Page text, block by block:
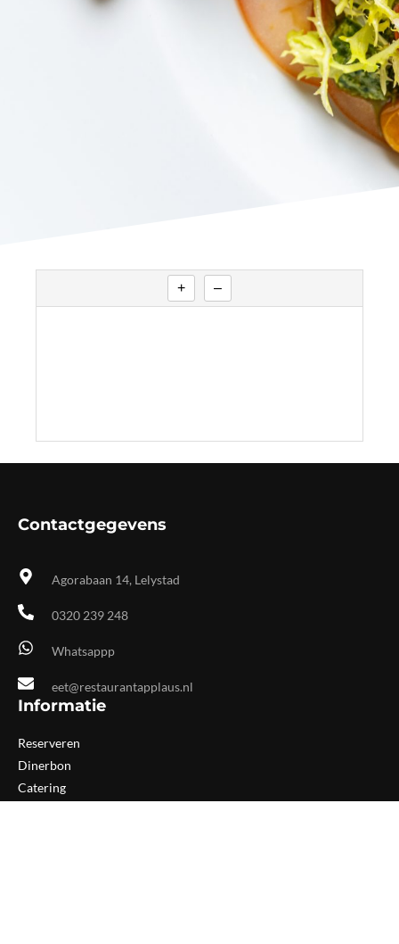
+ –
Contactgegevens
Agorabaan 14, Lelystad
0320 239 248
Whatsappp
eet@restaurantapplaus.nl
Informatie
Reserveren
Dinerbon
Catering